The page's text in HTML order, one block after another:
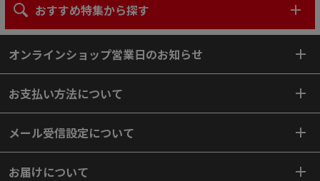
おすすめ特集から探す
オンラインショップ営業日のお知らせ
お支払い方法について
メール受信設定について
お届けについて